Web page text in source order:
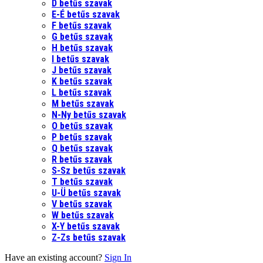
D betűs szavak
E-É betűs szavak
F betűs szavak
G betűs szavak
H betűs szavak
I betűs szavak
J betűs szavak
K betűs szavak
L betűs szavak
M betűs szavak
N-Ny betűs szavak
O betűs szavak
P betűs szavak
Q betűs szavak
R betűs szavak
S-Sz betűs szavak
T betűs szavak
U-Ü betűs szavak
V betűs szavak
W betűs szavak
X-Y betűs szavak
Z-Zs betűs szavak
Have an existing account? Sign In